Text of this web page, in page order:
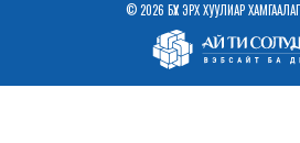
© 2026 БҮХ ЭРХ ХУУЛИАР